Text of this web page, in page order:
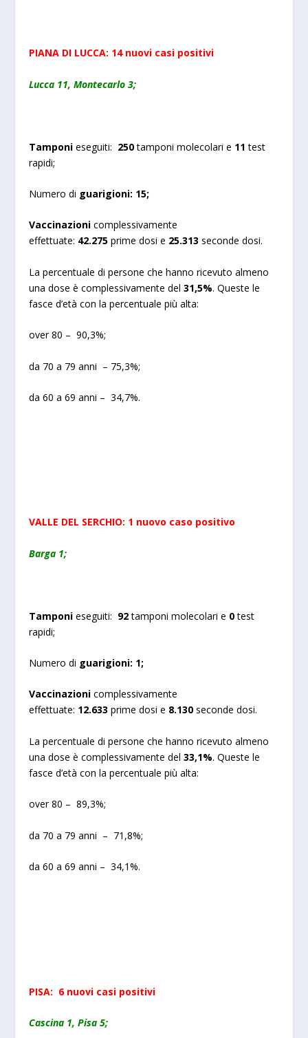
PIANA DI LUCCA: 14 nuovi casi positivi
Lucca 11, Montecarlo 3;
Tamponi eseguiti: 250tamponi molecolari e 11test
rapidi;
Numero di guarigioni: 15;
Vaccinazioni complessivamente
effettuate: 42.275prime dosi e 25.313seconde dosi.
La percentuale di persone che hanno ricevuto almeno
una dose è complessivamente del31,5%. Queste le
fasce d’età con la percentuale più alta:
over 80 – 90,3%;
da 70 a 79 anni – 75,3%;
da 60 a 69 anni – 34,7%.
VALLE DEL SERCHIO: 1 nuovo caso positivo
Barga 1;
Tamponi eseguiti: 92tamponi molecolari e 0test
rapidi;
Numero di guarigioni: 1;
Vaccinazioni complessivamente
effettuate: 12.633prime dosi e 8.130seconde dosi.
La percentuale di persone che hanno ricevuto almeno
una dose è complessivamente del33,1%. Queste le
fasce d’età con la percentuale più alta:
over 80 – 89,3%;
da 70 a 79 anni – 71,8%;
da 60 a 69 anni – 34,1%.
PISA: 6 nuovi casi positivi
Cascina 1, Pisa 5;